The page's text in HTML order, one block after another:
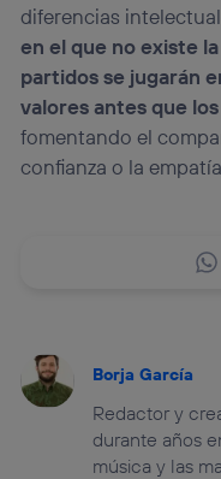
diferencias
en el que no existe
partidos se jugarán
valores antes que
fomentando el
confianza o la
Borja García
Redactor y
durante años
música y las